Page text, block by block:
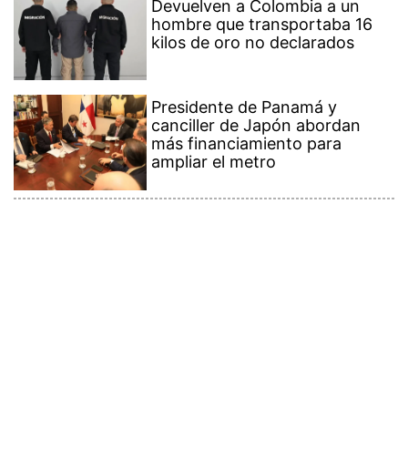
Devuelven a Colombia a un
hombre que transportaba 16
kilos de oro no declarados
Presidente de Panamá y
canciller de Japón abordan
más financiamiento para
ampliar el metro